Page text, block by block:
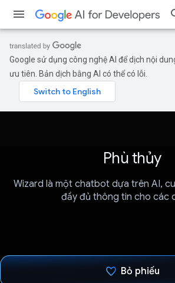
Google sử dụng công nghệ AI để dịch nội
ưu tiên. Bản dịch bằng AI có thể có lỗi.
Phù thủy
Wizard là một chatbot dựa trên AI,
đầy đủ thông tin cho các
Bỏ phiếu